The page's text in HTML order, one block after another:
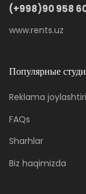
(+998)90 958
www.rents.uz
Популярные
Reklama
FAQs
Sharhlar
Biz haqimizda